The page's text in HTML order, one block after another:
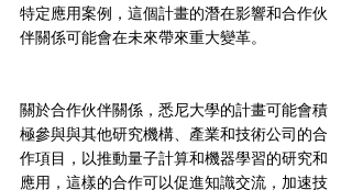
特定應用案例，這個計畫的潛在影響和合作伙
伴關係可能會在未來帶來重大變革。
關於合作伙伴關係，悉尼大學的計畫可能會積
極參與與其他研究機構、產業和技術公司的合
作項目，以推動量子計算和機器學習的研究和
應用，這樣的合作可以促進知識交流，加速技